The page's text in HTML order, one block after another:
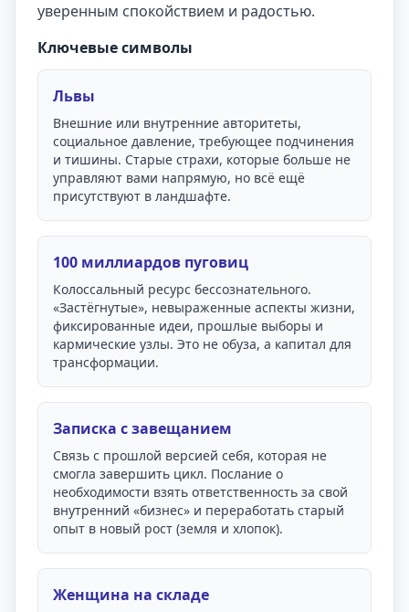
уверенным спокойствием и радостью.
Ключевые символы
Львы
Внешние или внутренние авторитеты,
социальное давление, требующее подчинения
и тишины. Старые страхи, которые больше не
управляют вами напрямую, но всё ещё
присутствуют в ландшафте.
100 миллиардов пуговиц
Колоссальный ресурс бессознательного.
«Застёгнутые», невыраженные аспекты жизни,
фиксированные идеи, прошлые выборы и
кармические узлы. Это не обуза, а капитал для
трансформации.
Записка с завещанием
Связь с прошлой версией себя, которая не
смогла завершить цикл. Послание о
необходимости взять ответственность за свой
внутренний «бизнес» и переработать старый
опыт в новый рост (земля и хлопок).
Женщина на складе